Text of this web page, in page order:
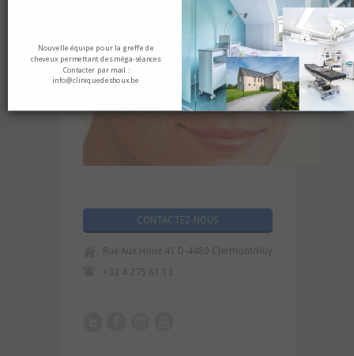
CONTACTEZ-NOUS
Rue Aux Houx 41 D-4480 Clermont/Huy
+32 4 275 61 13
Nouvelle équipe pour la greffe de
cheveux permettant des méga-séances
Contacter par mail :
info@cliniquedeshoux.be